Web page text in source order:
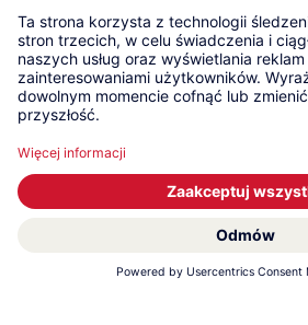
O Nas
© 2026 KWC Group
Ogólne warunki handlowe
Ochrona danych